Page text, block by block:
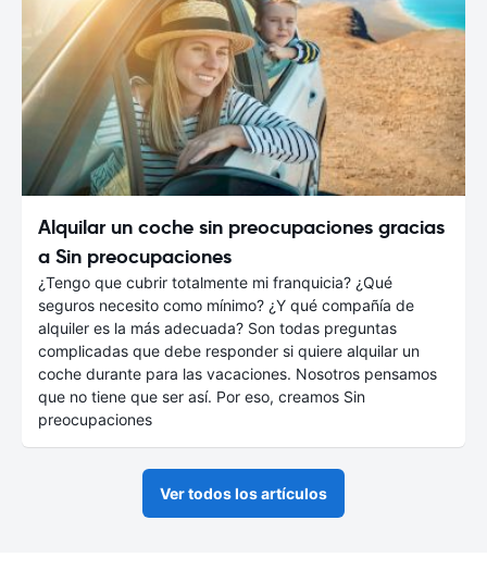
Alquilar un coche sin preocupaciones gracias
a Sin preocupaciones
¿Tengo que cubrir totalmente mi franquicia? ¿Qué
seguros necesito como mínimo? ¿Y qué compañía de
alquiler es la más adecuada? Son todas preguntas
complicadas que debe responder si quiere alquilar un
coche durante para las vacaciones. Nosotros pensamos
que no tiene que ser así. Por eso, creamos Sin
preocupaciones
Ver todos los artículos